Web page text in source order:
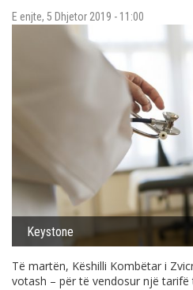
E enjte, 5 Dhjetor 2019 - 11:00
Keystone
Të martën, Këshilli Kombëtar i
votash – për të vendosur një